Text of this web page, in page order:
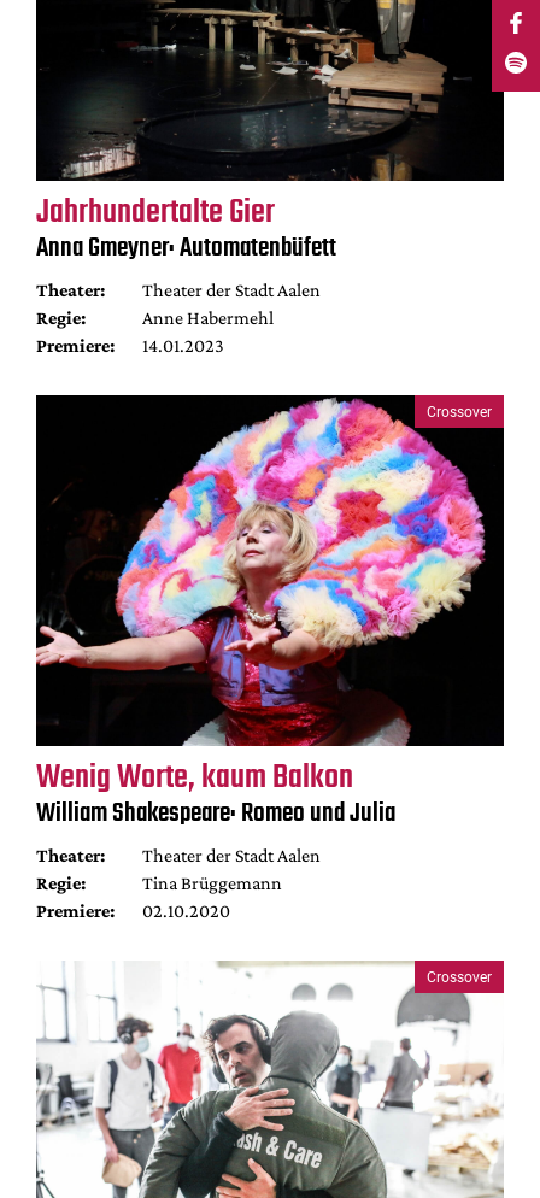
Jahrhundertalte Gier
Anna Gmeyner: Automatenbüfett
Theater:
Theater der Stadt Aalen
Regie:
Anne Habermehl
Premiere:
14.01.2023
Crossover
Wenig Worte, kaum Balkon
William Shakespeare: Romeo und Julia
Theater:
Theater der Stadt Aalen
Regie:
Tina Brüggemann
Premiere:
02.10.2020
Crossover